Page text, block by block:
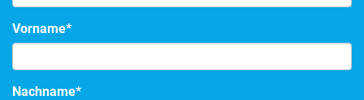
Vorname*
Nachname*